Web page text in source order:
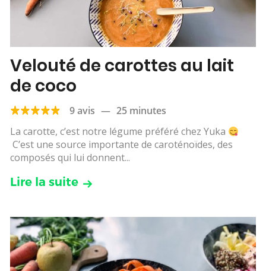
Velouté de carottes au lait
de coco
9 avis — 25 minutes
La carotte, c’est notre légume préféré chez Yuka
C’est une source importante de caroténoïdes, des
composés qui lui donnent...
Lire la suite